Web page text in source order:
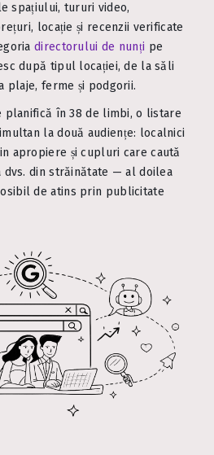
spațiului, tururi video,
locație și recenzii verificate
directorului de nunți pe
după tipul locației, de la săli
plaje, ferme și podgorii.
în 38 de limbi, o listare
la două audiențe: localnici
apropiere și cupluri care caută
dvs. din străinătate — al doilea
de atins prin publicitate